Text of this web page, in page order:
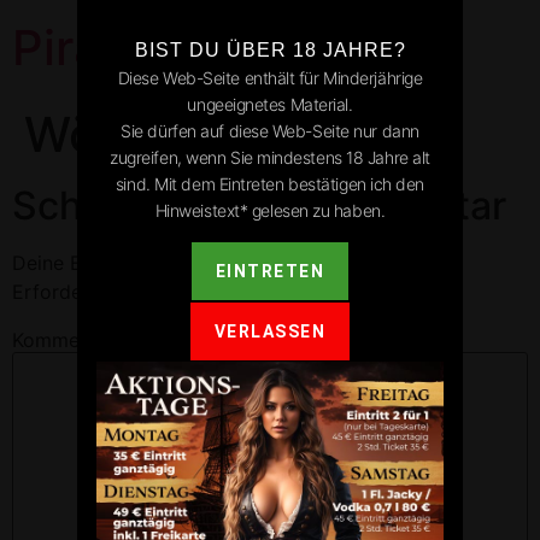
Pirates Park
Wört
Schreibe einen Kommentar
Deine E-Mail-Adresse wird nicht veröffentlicht.
BIST DU ÜBER 18 JAHRE?
Diese Web-Seite enthält für Minderjährige
ungeeignetes Material.
Sie dürfen auf diese Web-Seite nur dann
zugreifen, wenn Sie mindestens 18 Jahre alt
sind. Mit dem Eintreten bestätigen ich den
Hinweistext* gelesen zu haben.
EINTRETEN
VERLASSEN